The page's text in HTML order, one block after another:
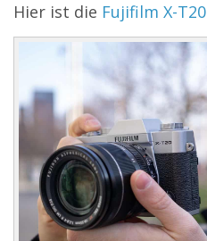
Hier ist die Fujifilm X-T20